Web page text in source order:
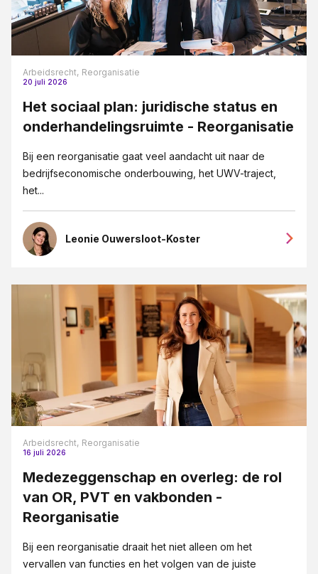
Arbeidsrecht, Reorganisatie
20 juli 2026
Het sociaal plan: juridische status en
onderhandelingsruimte - Reorganisatie
Bij een reorganisatie gaat veel aandacht uit naar de
bedrijfseconomische onderbouwing, het UWV-traject,
het...
Leonie Ouwersloot-Koster
Arbeidsrecht, Reorganisatie
16 juli 2026
Medezeggenschap en overleg: de rol
van OR, PVT en vakbonden -
Reorganisatie
Bij een reorganisatie draait het niet alleen om het
vervallen van functies en het volgen van de juiste